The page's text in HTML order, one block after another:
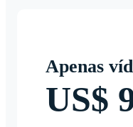
Apenas
US$